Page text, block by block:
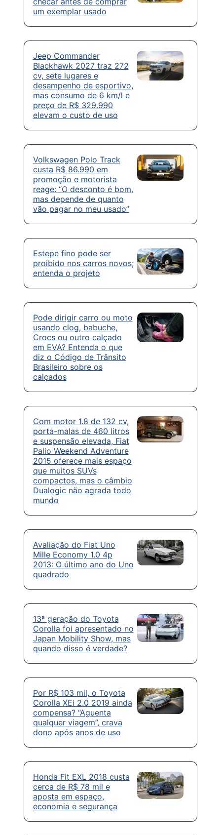
um exemplar usado
Jeep Commander
Blackhawk 2027 traz 272
cv, sete lugares e
desempenho de esportivo,
mas consumo de 6 km/l e
preço de R$ 329.990
elevam o custo de uso
Volkswagen Polo Track
custa R$ 86.990 em
promoção e motorista
reage: “O desconto é bom,
mas depende de quanto
vão pagar no meu usado”
Estepe fino pode ser
proibido nos carros novos;
entenda o projeto
Pode dirigir carro ou moto
usando clog, babuche,
Crocs ou outro calçado
em EVA? Entenda o que
diz o Código de Trânsito
Brasileiro sobre os
calçados
Com motor 1.8 de 132 cv,
porta-malas de 460 litros
e suspensão elevada, Fiat
Palio Weekend Adventure
2015 oferece mais espaço
que muitos SUVs
compactos, mas o câmbio
Dualogic não agrada todo
mundo
Avaliação do Fiat Uno
Mille Economy 1.0 4p
2013: O último ano do Uno
quadrado
13ª geração do Toyota
Corolla foi apresentado no
Japan Mobility Show, mas
quando disso é verdade?
Por R$ 103 mil, o Toyota
Corolla XEi 2.0 2019 ainda
compensa? “Aguenta
qualquer viagem”, crava
dono após anos de uso
Honda Fit EXL 2018 custa
cerca de R$ 78 mil e
aposta em espaço,
economia e segurança